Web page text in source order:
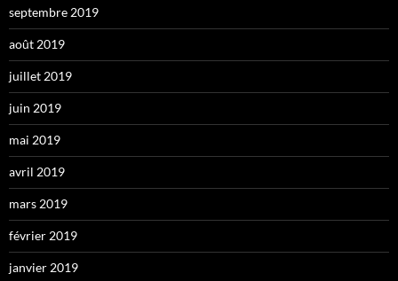
septembre 2019
août 2019
juillet 2019
juin 2019
mai 2019
avril 2019
mars 2019
février 2019
janvier 2019